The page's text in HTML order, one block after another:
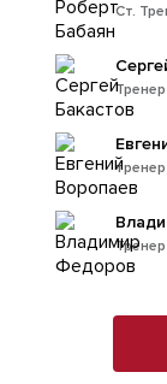
Ст.
Тренер
тренер
Тренер